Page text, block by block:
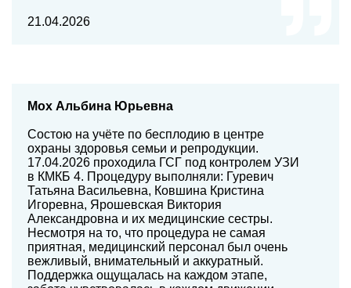
21.04.2026
Мох Альбина Юрьевна
Состою на учёте по бесплодию в центре
охраны здоровья семьи и репродукции.
17.04.2026 проходила ГСГ под контролем УЗИ
в КМКБ 4. Процедуру выполняли: Гуревич
Татьяна Васильевна, Ковшина Кристина
Игоревна, Ярошевская Виктория
Александровна и их медицинские сестры.
Несмотря на то, что процедура не самая
приятная, медицинский персонал был очень
вежливый, внимательный и аккуратный.
Поддержка ощущалась на каждом этапе,